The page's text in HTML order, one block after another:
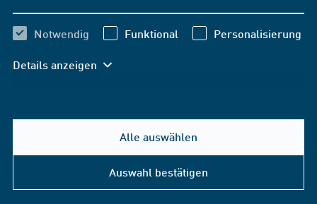
Notwendig Funktional Personalisierung
Details anzeigen
Alle auswählen
Auswahl bestätigen